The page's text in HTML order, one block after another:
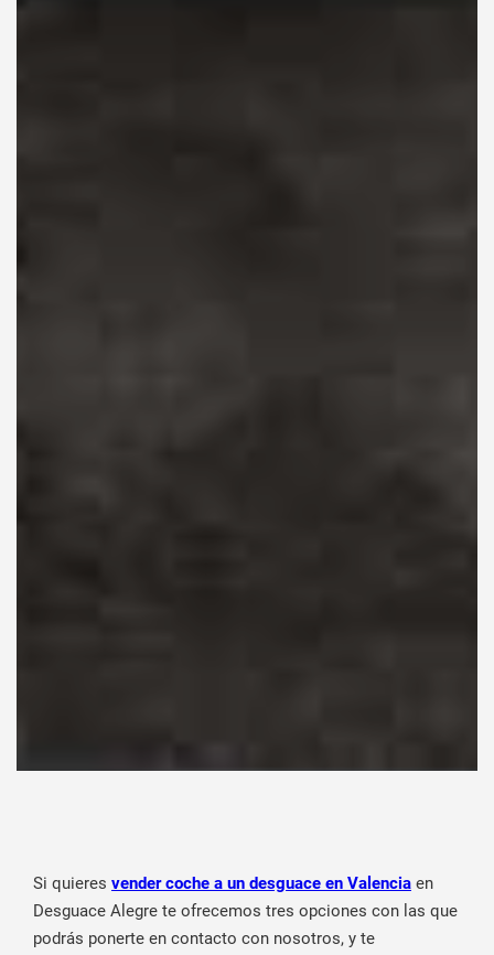
Si quieres vender coche a un desguace en Valencia en
Desguace Alegre te ofrecemos tres opciones con las que
podrás ponerte en contacto con nosotros, y te